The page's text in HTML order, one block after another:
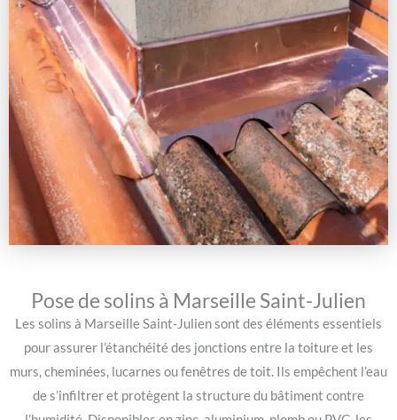
Pose de solins à Marseille Saint-Julien
Les solins à Marseille Saint-Julien sont des éléments essentiels
pour assurer l’étanchéité des jonctions entre la toiture et les
murs, cheminées, lucarnes ou fenêtres de toit. Ils empêchent l’eau
de s’infiltrer et protègent la structure du bâtiment contre